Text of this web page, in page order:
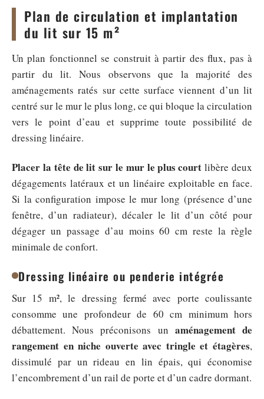
Plan de circulation et implantation
du lit sur 15 m²
Un plan fonctionnel se construit à partir des flux, pas à
partir du lit. Nous observons que la majorité des
aménagements ratés sur cette surface viennent d’un lit
centré sur le mur le plus long, ce qui bloque la circulation
vers le point d’eau et supprime toute possibilité de
dressing linéaire.
Placer la tête de lit sur le mur le plus court libère deux
dégagements latéraux et un linéaire exploitable en face.
Si la configuration impose le mur long (présence d’une
fenêtre, d’un radiateur), décaler le lit d’un côté pour
dégager un passage d’au moins 60 cm reste la règle
minimale de confort.
Dressing linéaire ou penderie intégrée
Sur 15 m², le dressing fermé avec porte coulissante
consomme une profondeur de 60 cm minimum hors
débattement. Nous préconisons un aménagement de
rangement en niche ouverte avec tringle et étagères,
dissimulé par un rideau en lin épais, qui économise
l’encombrement d’un rail de porte et d’un cadre dormant.